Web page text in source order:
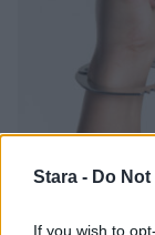
Stara - Do
If you wish to
Uutiset